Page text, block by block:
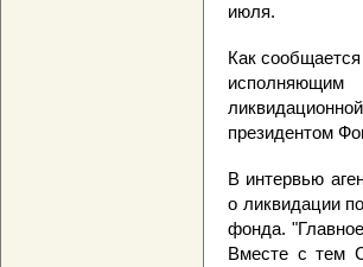
июля.
Как
президентом
В интервью
о ликвидации
фонда.
Вместе с тем